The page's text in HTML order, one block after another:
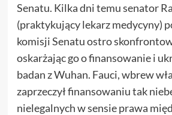
Senatu. Kilka dni temu senator
(praktykujący lekarz medycyny)
komisji Senatu ostro
oskarżając go o finansowanie i
badan z Wuhan. Fauci, wbrew
zaprzeczył finansowaniu tak
nielegalnych w sensie prawa